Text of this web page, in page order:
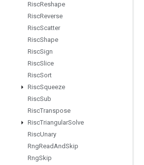
RiscReshape
RiscReverse
RiscScatter
RiscShape
RiscSign
RiscSlice
RiscSort
RiscSqueeze
RiscSub
RiscTranspose
RiscTriangularSolve
RiscUnary
RngReadAndSkip
RngSkip